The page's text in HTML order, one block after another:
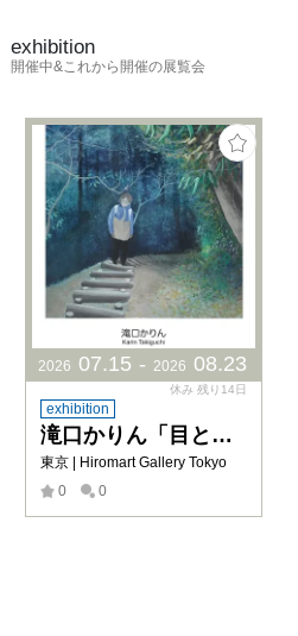
exhibition
開催中&これから開催の展覧会
2026 07.15 - 2026 08.23
休み 残り14日
exhibition
滝口かりん「目と手」
東京 | Hiromart Gallery Tokyo
0
0